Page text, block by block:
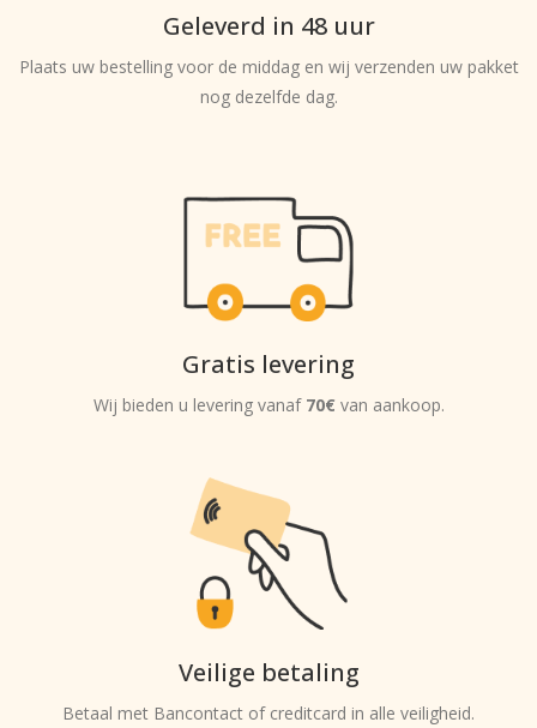
Geleverd in 48 uur
Plaats uw bestelling voor de middag en wij verzenden uw pakket
nog dezelfde dag.
Gratis levering
Wij bieden u levering vanaf 70€ van aankoop.
Veilige betaling
Betaal met Bancontact of creditcard in alle veiligheid.